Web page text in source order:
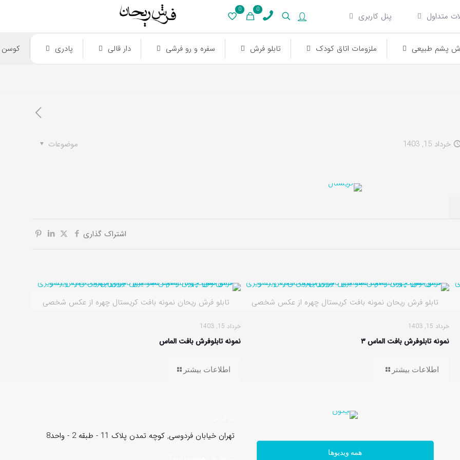
متداول پنل کاربری
0
0
پشم طبیعی ملزومات اتاق کودک تابلو فرش سفره و رو فرشی دار قالی پادری کوسن
خرداد 15, 1403 موضوعات
اشتراک گذاری
تابلو فرش ریحان نمونه بافت کریستال چهره از عکس شخصی
خرداد 15, 1403
نمونه تابلوفرش بافت الماس ۳
اطلاعات بیشتر
تابلو فرش ریحان نمونه بافت کریستال چهره از عکس شخصی
خرداد 15, 1403
نمونه تابلوفرش بافت الماس
اطلاعات بیشتر
همه ویدیوها
تهران خیابان فردوسی, کوچه تمدن پلاک 11 - طبقه 2 - واحد8